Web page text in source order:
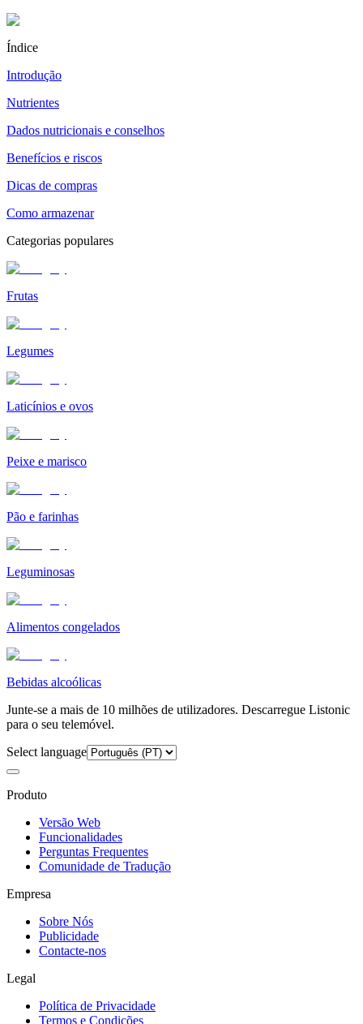
Índice
Introdução
Nutrientes
Dados nutricionais e conselhos
Benefícios e riscos
Dicas de compras
Como armazenar
Categorias populares
Frutas
Legumes
Laticínios e ovos
Peixe e marisco
Pão e farinhas
Leguminosas
Alimentos congelados
Bebidas alcoólicas
Junte-se a mais de 10 milhões de utilizadores. Descarregue Listonic
para o seu telemóvel.
Select language
Produto
Versão Web
Funcionalidades
Perguntas Frequentes
Comunidade de Tradução
Empresa
Sobre Nós
Publicidade
Contacte-nos
Legal
Política de Privacidade
Termos e Condições